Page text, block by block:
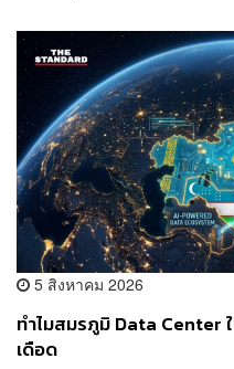
5 สิงหาคม 2026
ทำไมสมรภูมิ Data Center
เดือด